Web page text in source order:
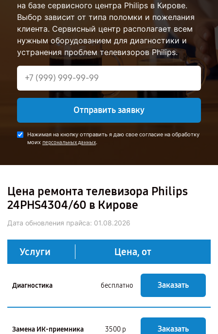
на базе сервисного центра Philips в Кирове.
Выбор зависит от типа поломки и пожелания
клиента. Сервисный центр располагает всем
нужным оборудованием для диагностики и
устранения проблем телевизоров Philips.
Отправить заявку
Нажимая на кнопку отправить я даю свое согласие на обработку
моих персональных данных.
Цена ремонта телевизора Philips
24PHS4304/60 в Кирове
Дата обновления прайса: 01.08.2026
Услуги Цена, от
Диагностика бесплатно Заказать
Замена ИК-приемника 3500 р Заказать